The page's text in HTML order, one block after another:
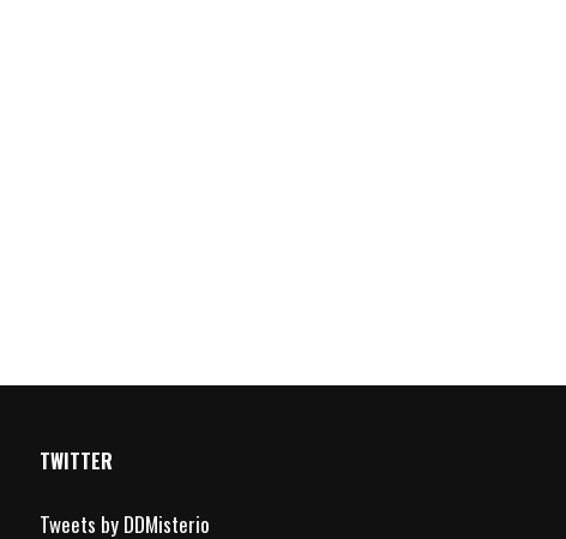
TWITTER
Tweets by DDMisterio